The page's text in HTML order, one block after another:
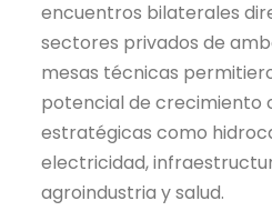
encuentros bilaterales
sectores privados de
mesas técnicas
potencial de crecimiento
estratégicas como
electricidad,
agroindustria y salud.